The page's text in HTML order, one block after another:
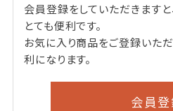
会員登録をしていただきます
とても便利です。
お気に入り商品をご登録いた
利になります。
会員